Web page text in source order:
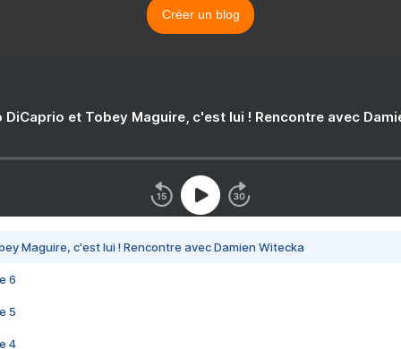
Créer un blog
DiCaprio et Tobey Maguire, c'est lui ! Rencontre avec
Maguire, c'est lui ! Rencontre avec Damien Witecka
6
5
4